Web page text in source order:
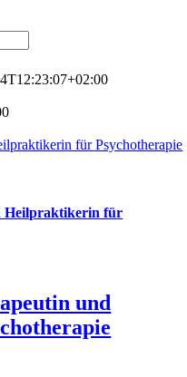
für Psychotherapie
Heilpraktikerin für
und